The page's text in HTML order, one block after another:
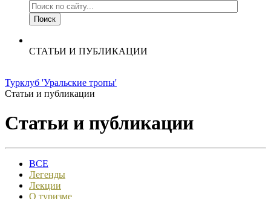
СТАТЬИ И ПУБЛИКАЦИИ
Турклуб 'Уральские тропы'
Статьи и публикации
Статьи и публикации
ВСЕ
Легенды
Лекции
О туризме